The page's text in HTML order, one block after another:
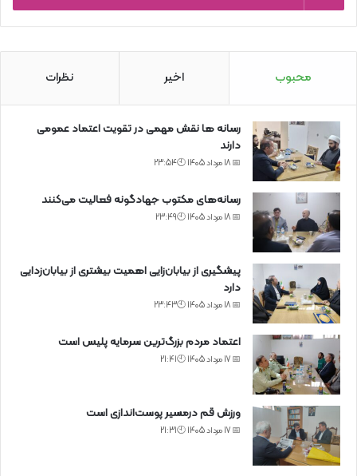
محبوب اخیر نظرات
رسانه ها نقش مهمی در تقویت اعتماد عمومی
دارند
📅 18 مرداد 1405 🕙23:54
رسانه‌های مکتوب جهادگونه فعالیت می‌کنند
📅 18 مرداد 1405 🕙23:49
پیشگیری از بیابان‌زایی اهمیت بیشتری از بیابان‌زدایی
دارد
📅 18 مرداد 1405 🕙23:43
اعتماد مردم بزرگ‌ترین سرمایه پلیس است
📅 17 مرداد 1405 🕙21:41
ورزش قم درمسیر پوست‌اندازی است
📅 17 مرداد 1405 🕙21:31